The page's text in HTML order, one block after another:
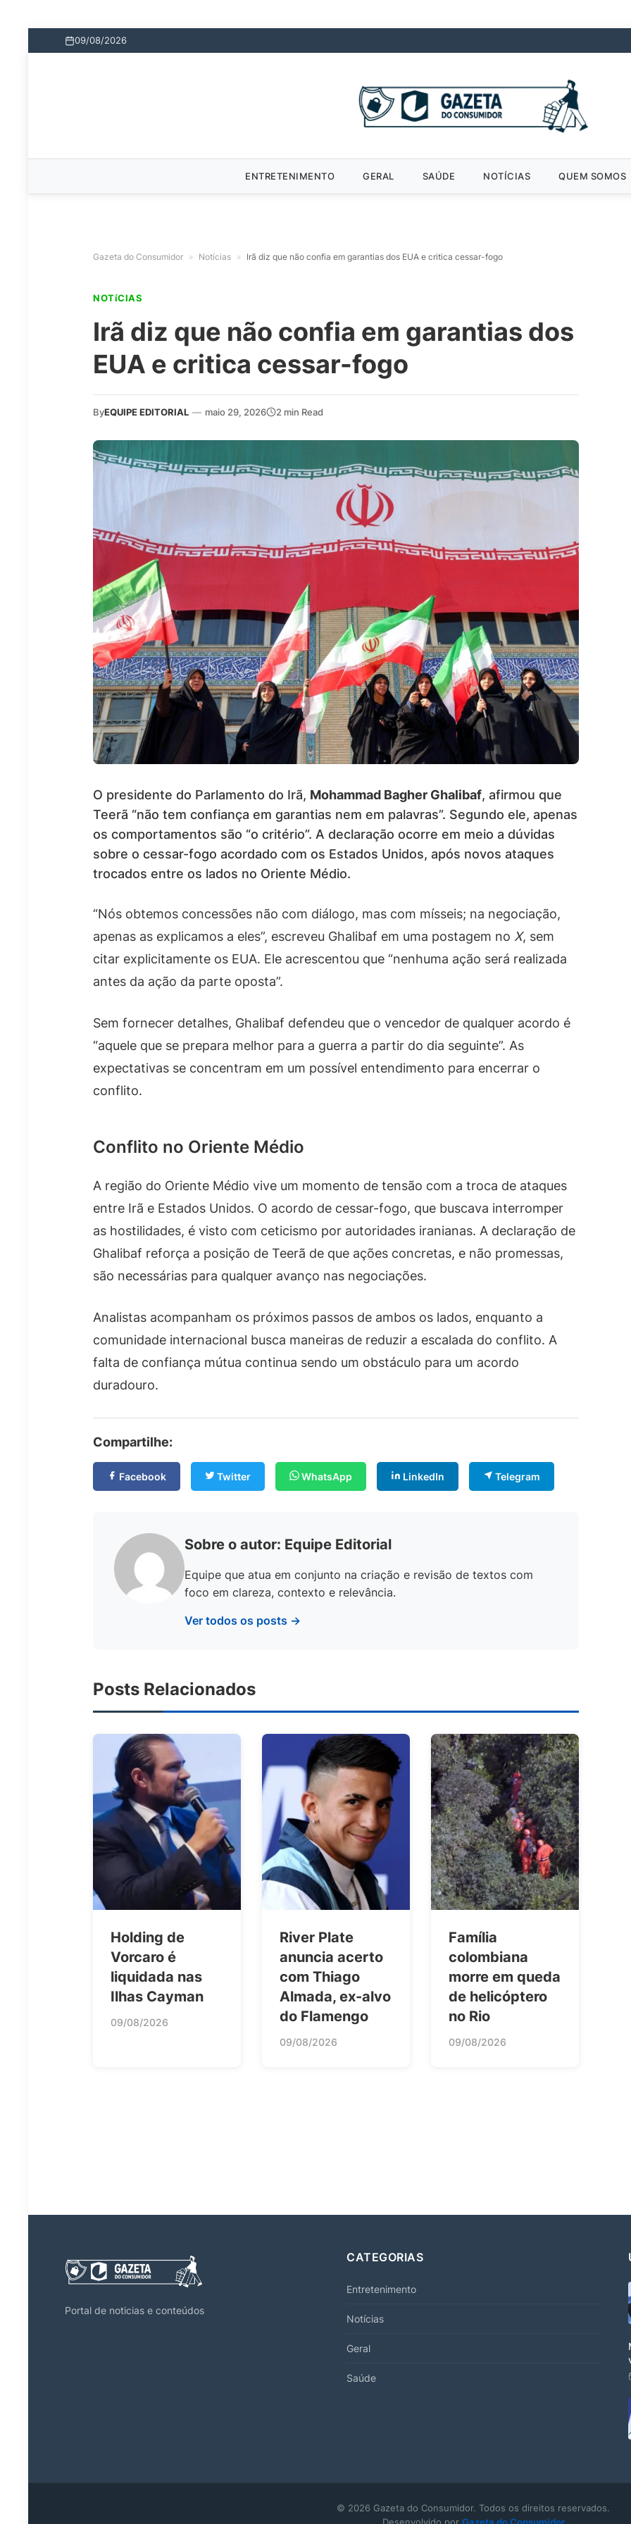
09/08/2026
ENTRETENIMENTO GERAL SAÚDE NOTÍCIAS QUEM SOMOS
Gazeta do Consumidor » Notícias » Irã diz que não confia em garantias dos EUA e critica cessar-fogo
NOTíCIAS
Irã diz que não confia em garantias dos
EUA e critica cessar-fogo
ByEQUIPE EDITORIAL — maio 29, 2026 2 min Read
O presidente do Parlamento do Irã, Mohammad Bagher Ghalibaf, afirmou que
Teerã “não tem confiança em garantias nem em palavras”. Segundo ele, apenas
os comportamentos são “o critério”. A declaração ocorre em meio a dúvidas
sobre o cessar-fogo acordado com os Estados Unidos, após novos ataques
trocados entre os lados no Oriente Médio.
“Nós obtemos concessões não com diálogo, mas com mísseis; na negociação,
apenas as explicamos a eles”, escreveu Ghalibaf em uma postagem no X, sem
citar explicitamente os EUA. Ele acrescentou que “nenhuma ação será realizada
antes da ação da parte oposta”.
Sem fornecer detalhes, Ghalibaf defendeu que o vencedor de qualquer acordo é
“aquele que se prepara melhor para a guerra a partir do dia seguinte”. As
expectativas se concentram em um possível entendimento para encerrar o
conflito.
Conflito no Oriente Médio
A região do Oriente Médio vive um momento de tensão com a troca de ataques
entre Irã e Estados Unidos. O acordo de cessar-fogo, que buscava interromper
as hostilidades, é visto com ceticismo por autoridades iranianas. A declaração de
Ghalibaf reforça a posição de Teerã de que ações concretas, e não promessas,
são necessárias para qualquer avanço nas negociações.
Analistas acompanham os próximos passos de ambos os lados, enquanto a
comunidade internacional busca maneiras de reduzir a escalada do conflito. A
falta de confiança mútua continua sendo um obstáculo para um acordo
duradouro.
Compartilhe:
Facebook Twitter WhatsApp LinkedIn Telegram
Sobre o autor: Equipe Editorial
Equipe que atua em conjunto na criação e revisão de textos com
foco em clareza, contexto e relevância.
Ver todos os posts →
Posts Relacionados
Holding de
Vorcaro é
liquidada nas
Ilhas Cayman
09/08/2026
River Plate
anuncia acerto
com Thiago
Almada, ex-alvo
do Flamengo
09/08/2026
Família
colombiana
morre em queda
de helicóptero
no Rio
09/08/2026
Portal de noticias e conteúdos
CATEGORIAS
Entretenimento
Notícias
Geral
Saúde
© 2026 Gazeta do Consumidor. Todos os direitos reservados.